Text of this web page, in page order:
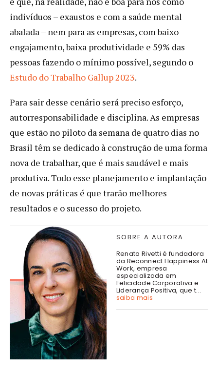
indivíduos – exaustos e com a saúde mental
abalada – nem para as empresas, com baixo
engajamento, baixa produtividade e 59% das
pessoas fazendo o mínimo possível, segundo o
Estudo do Trabalho Gallup 2023.
Para sair desse cenário será preciso esforço,
autorresponsabilidade e disciplina. As empresas
que estão no piloto da semana de quatro dias no
Brasil têm se dedicado à construção de uma forma
nova de trabalhar, que é mais saudável e mais
produtiva. Todo esse planejamento e implantação
de novas práticas é que trarão melhores
resultados e o sucesso do projeto.
SOBRE A AUTORA
Renata Rivetti é fundadora
da Reconnect Happiness At
Work, empresa
especializada em
Felicidade Corporativa e
Liderança Positiva, que t...
saiba mais